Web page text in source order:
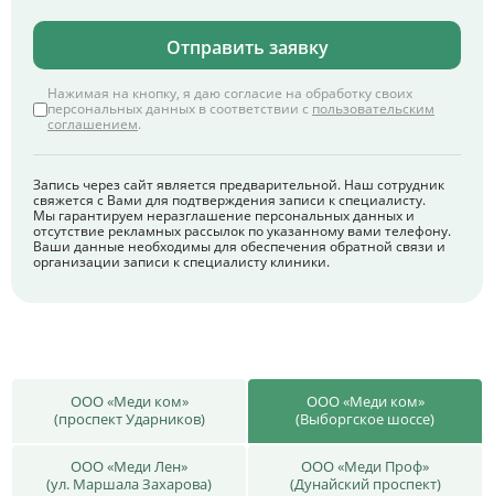
Отправить заявку
Нажимая на кнопку, я даю согласие на обработку своих
персональных данных в соответствии с пользовательским
соглашением.
Запись через сайт является предварительной. Наш сотрудник
свяжется с Вами для подтверждения записи к специалисту.
Мы гарантируем неразглашение персональных данных и
отсутствие рекламных рассылок по указанному вами телефону.
Ваши данные необходимы для обеспечения обратной связи и
организации записи к специалисту клиники.
ООО «Меди ком»
(проспект Ударников)
ООО «Меди ком»
(Выборгское шоссе)
ООО «Меди Лен»
(ул. Маршала Захарова)
ООО «Меди Проф»
(Дунайский проспект)